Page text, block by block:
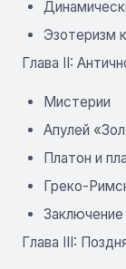
Эзотеризм
Глава II:
Мистерии
Апулей
Платон и
Греко-
Заключение
Глава III: